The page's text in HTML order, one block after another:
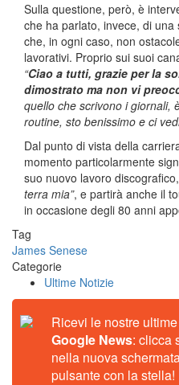
Sulla questione, però, è
che ha parlato, invece, di
che, in ogni caso, non
lavorativi. Proprio sui suoi
“Ciao a tutti, grazie per la
dimostrato ma non vi
quello che scrivono i giornali,
routine, sto benissimo e ci
Dal punto di vista della
momento particolarmente
suo nuovo lavoro
terra mia”, e partirà anche il
in occasione degli 80 anni
Tag
James Senese
Categorie
Ultime Notizie
Ricevi le nostre
Google News: clicca
nella nuova
pulsante con la stella!